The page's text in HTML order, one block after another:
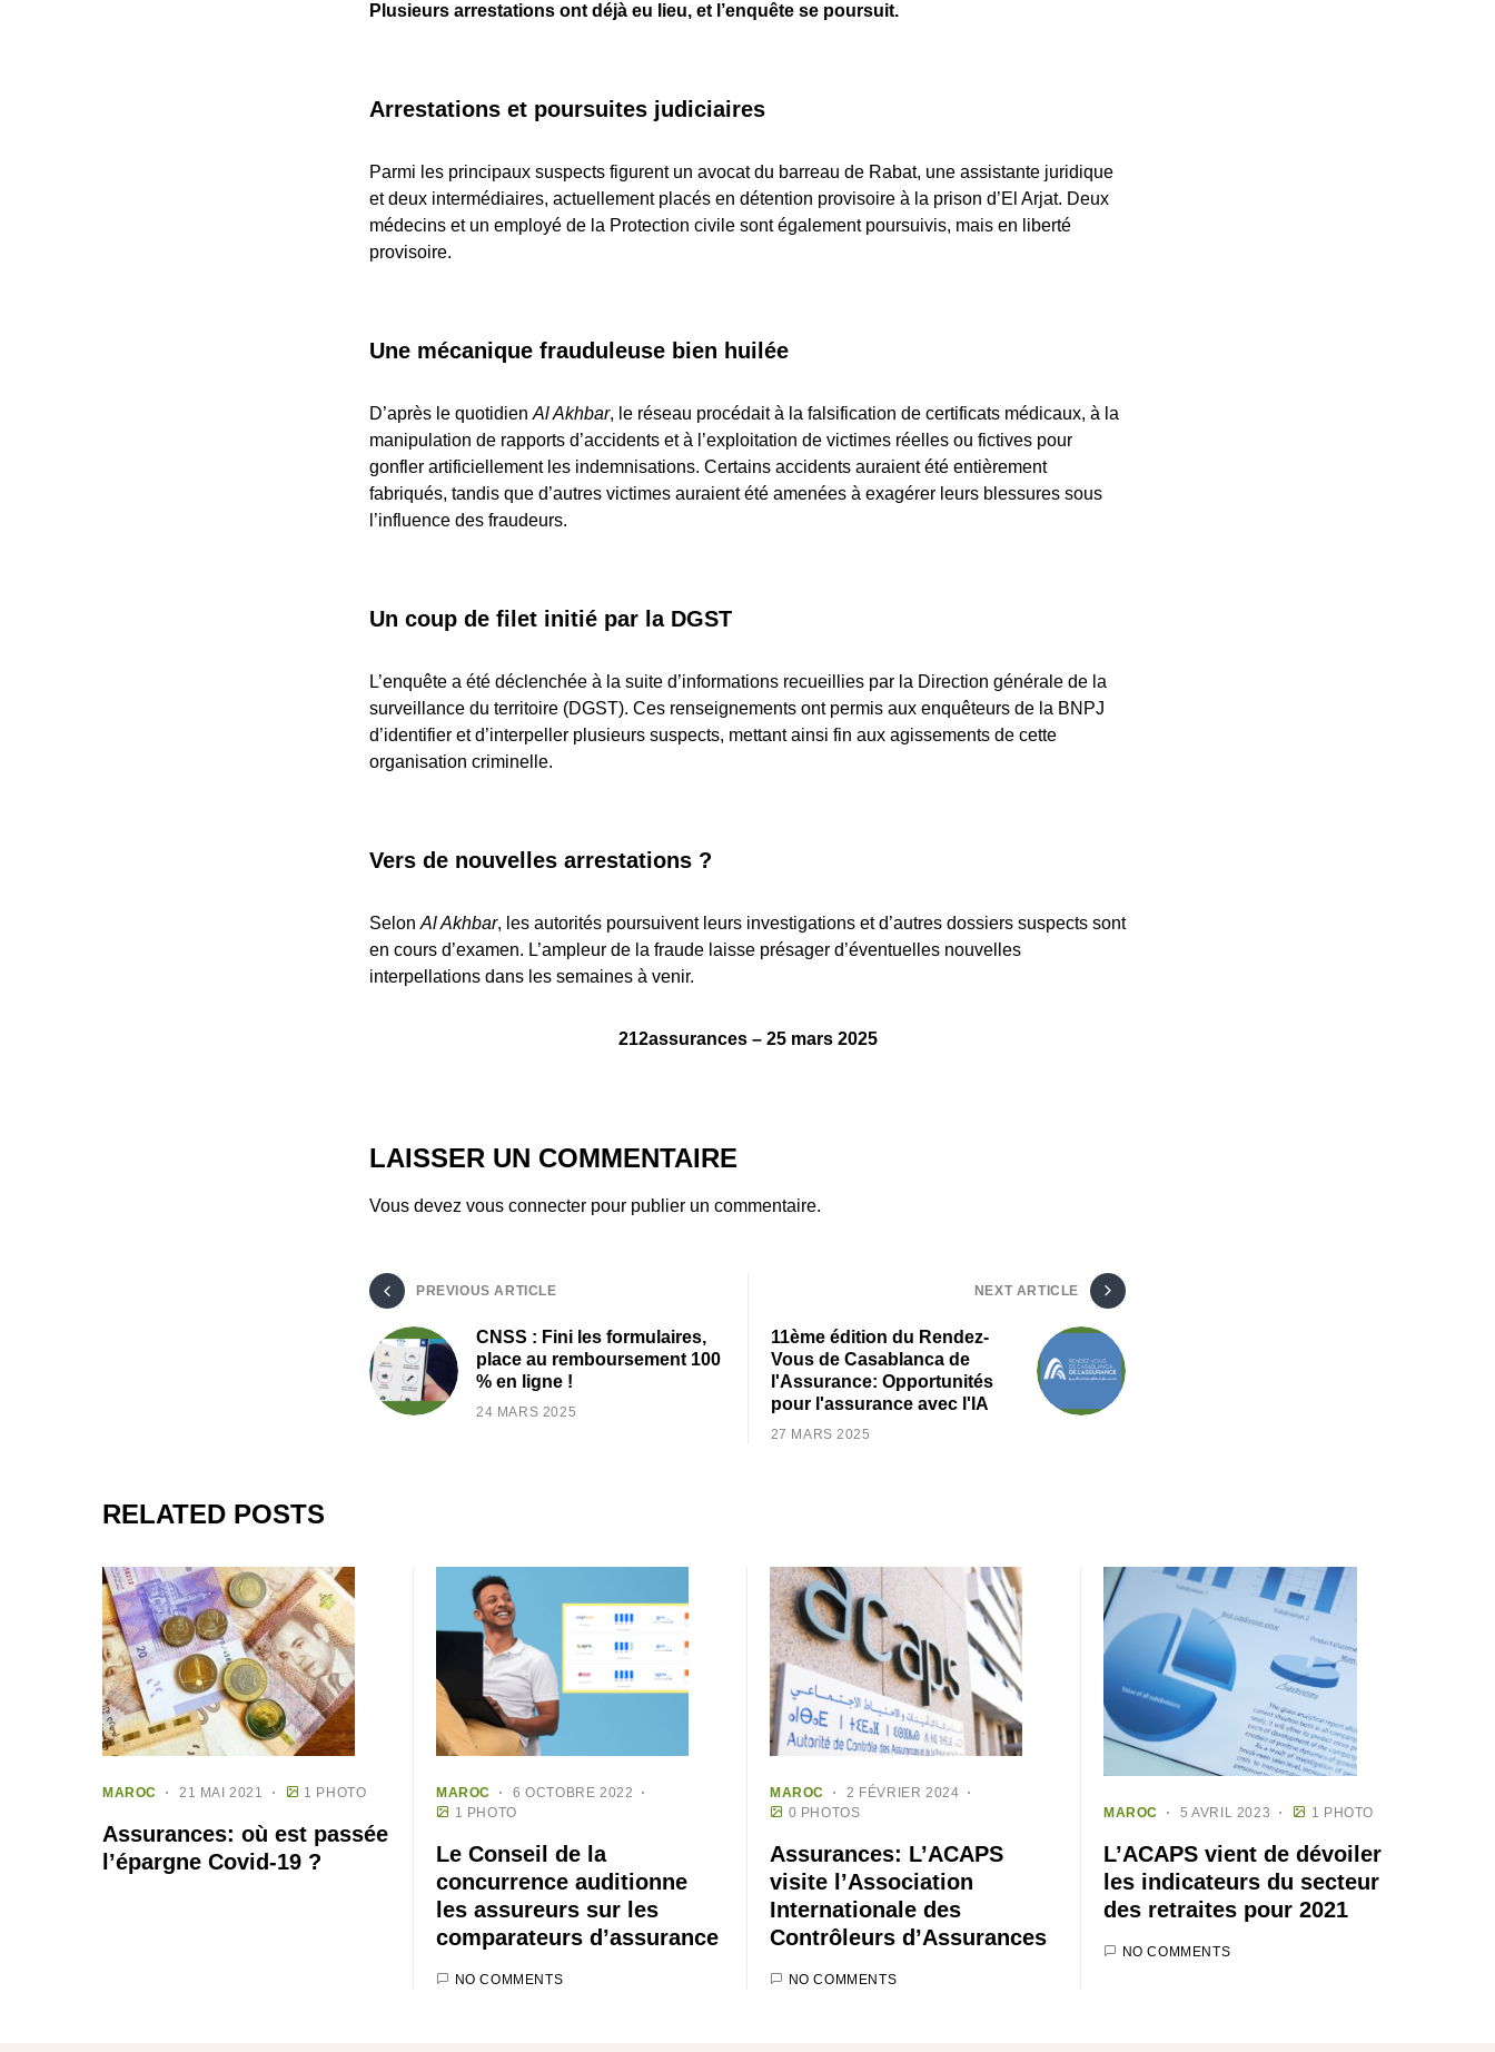
Plusieurs arrestations ont déjà eu lieu, et l’enquête se poursuit.
Arrestations et poursuites judiciaires
Parmi les principaux suspects figurent un avocat du barreau de Rabat, une assistante juridique
et deux intermédiaires, actuellement placés en détention provisoire à la prison d’El Arjat. Deux
médecins et un employé de la Protection civile sont également poursuivis, mais en liberté
provisoire.
Une mécanique frauduleuse bien huilée
D’après le quotidien Al Akhbar, le réseau procédait à la falsification de certificats médicaux, à la
manipulation de rapports d’accidents et à l’exploitation de victimes réelles ou fictives pour
gonfler artificiellement les indemnisations. Certains accidents auraient été entièrement
fabriqués, tandis que d’autres victimes auraient été amenées à exagérer leurs blessures sous
l’influence des fraudeurs.
Un coup de filet initié par la DGST
L’enquête a été déclenchée à la suite d’informations recueillies par la Direction générale de la
surveillance du territoire (DGST). Ces renseignements ont permis aux enquêteurs de la BNPJ
d’identifier et d’interpeller plusieurs suspects, mettant ainsi fin aux agissements de cette
organisation criminelle.
Vers de nouvelles arrestations ?
Selon Al Akhbar, les autorités poursuivent leurs investigations et d’autres dossiers suspects sont
en cours d’examen. L’ampleur de la fraude laisse présager d’éventuelles nouvelles
interpellations dans les semaines à venir.
212assurances – 25 mars 2025
LAISSER UN COMMENTAIRE
Vous devez vous connecter pour publier un commentaire.
PREVIOUS ARTICLE
CNSS : Fini les formulaires,
place au remboursement 100
% en ligne !
24 MARS 2025
NEXT ARTICLE
11ème édition du Rendez-
Vous de Casablanca de
l'Assurance: Opportunités
pour l'assurance avec l'IA
27 MARS 2025
RELATED POSTS
MAROC 21 MAI 2021 1 PHOTO
Assurances: où est passée
l’épargne Covid-19 ?
MAROC
6 OCTOBRE 2022
1 PHOTO
Le Conseil de la
concurrence auditionne
les assureurs sur les
comparateurs d’assurance
NO COMMENTS
MAROC
2 FÉVRIER 2024
0 PHOTOS
Assurances: L’ACAPS
visite l’Association
Internationale des
Contrôleurs d’Assurances
NO COMMENTS
MAROC 5 AVRIL 2023 1 PHOTO
L’ACAPS vient de dévoiler
les indicateurs du secteur
des retraites pour 2021
NO COMMENTS